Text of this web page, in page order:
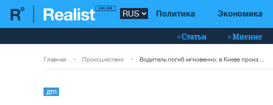
Политика Экономика
Статьи Мнение
Главная Происшествия
ДТП